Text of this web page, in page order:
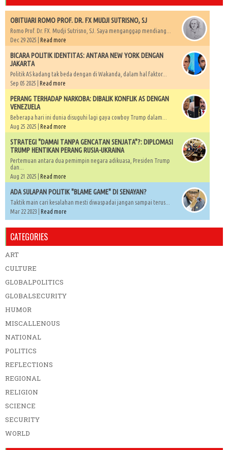
OBITUARI ROMO PROF. DR. FX MUDJI SUTRISNO, SJ
Romo Prof. Dr. FX. Mudji Sutrisno, SJ. Saya menganggap mendiang...
Dec 29 2025 | Read more
BICARA POLITIK IDENTITAS: ANTARA NEW YORK DENGAN
JAKARTA
Politik AS kadang tak beda dengan di Wakanda, dalam hal faktor...
Sep 05 2025 | Read more
PERANG TERHADAP NARKOBA: DIBALIK KONFLIK AS DENGAN
VENEZUELA
Beberapa hari ini dunia disuguhi lagi gaya cowboy Trump dalam...
Aug 25 2025 | Read more
STRATEGI "DAMAI TANPA GENCATAN SENJATA"?: DIPLOMASI
TRUMP HENTIKAN PERANG RUSIA-UKRAINA
Pertemuan antara dua pemimpin negara adikuasa, Presiden Trump
dan...
Aug 21 2025 | Read more
ADA SULAPAN POLITIK "BLAME GAME" DI SENAYAN?
Taktik main cari kesalahan mesti diwaspadai jangan sampai terus...
Mar 22 2023 | Read more
CATEGORIES
ART
CULTURE
GLOBALPOLITICS
GLOBALSECURITY
HUMOR
MISCALLENOUS
NATIONAL
POLITICS
REFLECTIONS
REGIONAL
RELIGION
SCIENCE
SECURITY
WORLD